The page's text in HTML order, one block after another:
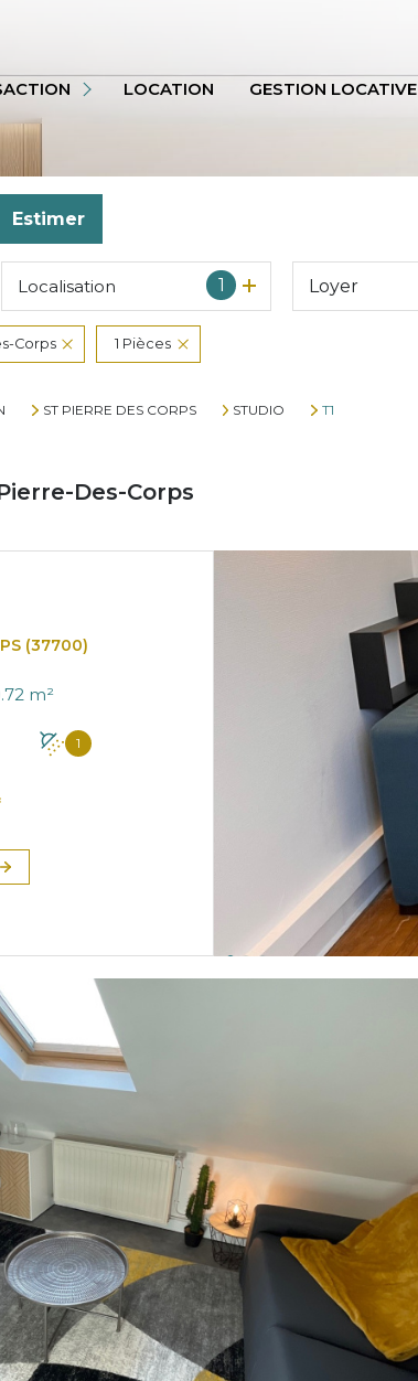
LOCATION GESTION LOCATIVE
Estimer
1
Localisation Loyer
Corps 1 Pièces
ST PIERRE DES CORPS STUDIO T1
Des-Corps
(37700)
Studio 1 pièce(s) 20.72 m²
1